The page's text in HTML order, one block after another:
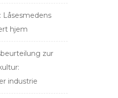
Låsesmedens
hjem
zur
industrie